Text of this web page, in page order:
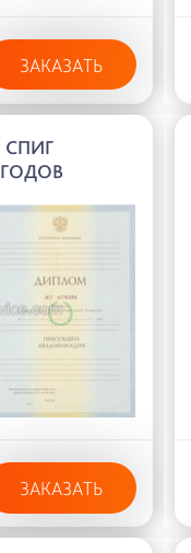
ЗАКАЗАТЬ
ГОДОВ
ЗАКАЗАТЬ